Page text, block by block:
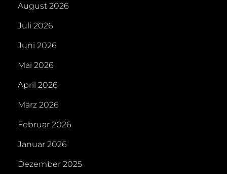
August 2026
Juli 2026
Juni 2026
Mai 2026
April 2026
März 2026
Februar 2026
Januar 2026
Dezember 2025